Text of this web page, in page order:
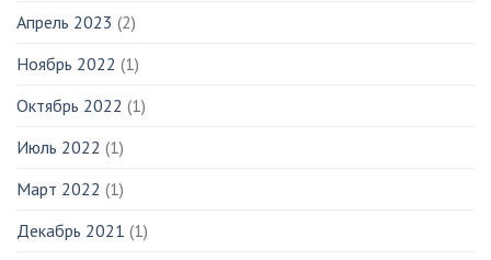
Апрель 2023 (2)
Ноябрь 2022 (1)
Октябрь 2022 (1)
Июль 2022 (1)
Март 2022 (1)
Декабрь 2021 (1)